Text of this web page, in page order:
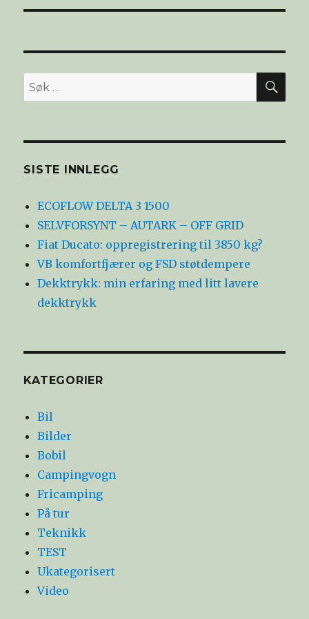
Søk
etter:
SISTE INNLEGG
ECOFLOW DELTA 3 1500
SELVFORSYNT – AUTARK – OFF GRID
Fiat Ducato: oppregistrering til 3850 kg?
VB komfortfjærer og FSD støtdempere
Dekktrykk: min erfaring med litt lavere
dekktrykk
KATEGORIER
Bil
Bilder
Bobil
Campingvogn
Fricamping
På tur
Teknikk
TEST
Ukategorisert
Video